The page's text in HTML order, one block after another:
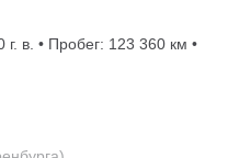
в. • Пробег: 123 360 км •